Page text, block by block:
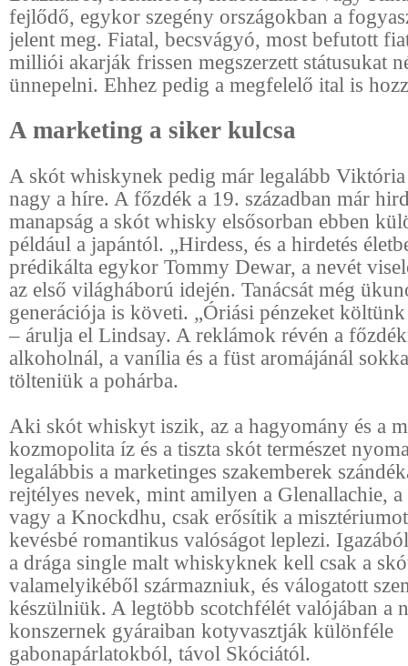
fejlődő, egykor szegény országokban a
jelent meg. Fiatal, becsvágyó, most befutott
milliói akarják frissen megszerzett státusukat
ünnepelni. Ehhez pedig a megfelelő ital is
A marketing a siker kulcsa
A skót whiskynek pedig már legalább
nagy a híre. A főzdék a 19. században már
manapság a skót whisky elsősorban ebben
például a japántól. „Hirdess, és a hirdetés
prédikálta egykor Tommy Dewar, a nevét
az első világháború idején. Tanácsát még
generációja is követi. „Óriási pénzeket
– árulja el Lindsay. A reklámok révén a
alkoholnál, a vanília és a füst aromájánál
tölteniük a pohárba.
Aki skót whiskyt iszik, az a hagyomány és a
kozmopolita íz és a tiszta skót természet
legalábbis a marketinges szakemberek
rejtélyes nevek, mint amilyen a Glenallachie,
vagy a Knockdhu, csak erősítik a
kevésbé romantikus valóságot leplezi.
a drága single malt whiskyknek kell csak a
valamelyikéből származniuk, és válogatott
készülniük. A legtöbb scotchfélét valójában a
konszernek gyáraiban kotyvasztják különféle
gabonapárlatokból, távol Skóciától.